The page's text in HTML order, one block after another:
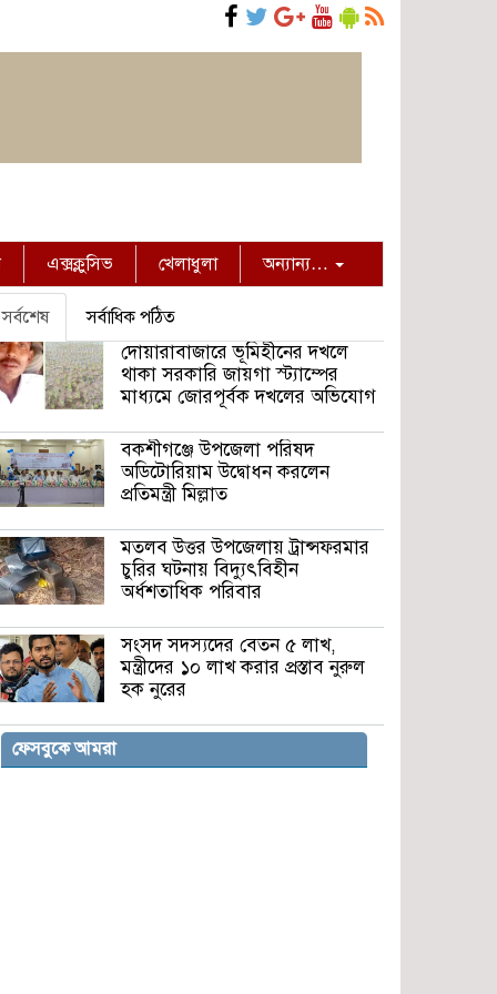
এক্সক্লুসিভ খেলাধুলা অন্যান্য…
সর্বশেষ সর্বাধিক পঠিত
দোয়ারাবাজারে ভূমিহীনের দখলে
থাকা সরকারি জায়গা স্ট্যাম্পের
মাধ্যমে জোরপূর্বক দখলের অভিযোগ
বকশীগঞ্জে উপজেলা পরিষদ
অডিটোরিয়াম উদ্বোধন করলেন
প্রতিমন্ত্রী মিল্লাত
মতলব উত্তর উপজেলায় ট্রান্সফরমার
চুরির ঘটনায় বিদ্যুৎবিহীন
অর্ধশতাধিক পরিবার
সংসদ সদস্যদের বেতন ৫ লাখ,
মন্ত্রীদের ১০ লাখ করার প্রস্তাব নুরুল
হক নুরের
কর্মচাঞ্চল্য, সীমিত পরিসরে চলছে
ফেসবুকে আমরা